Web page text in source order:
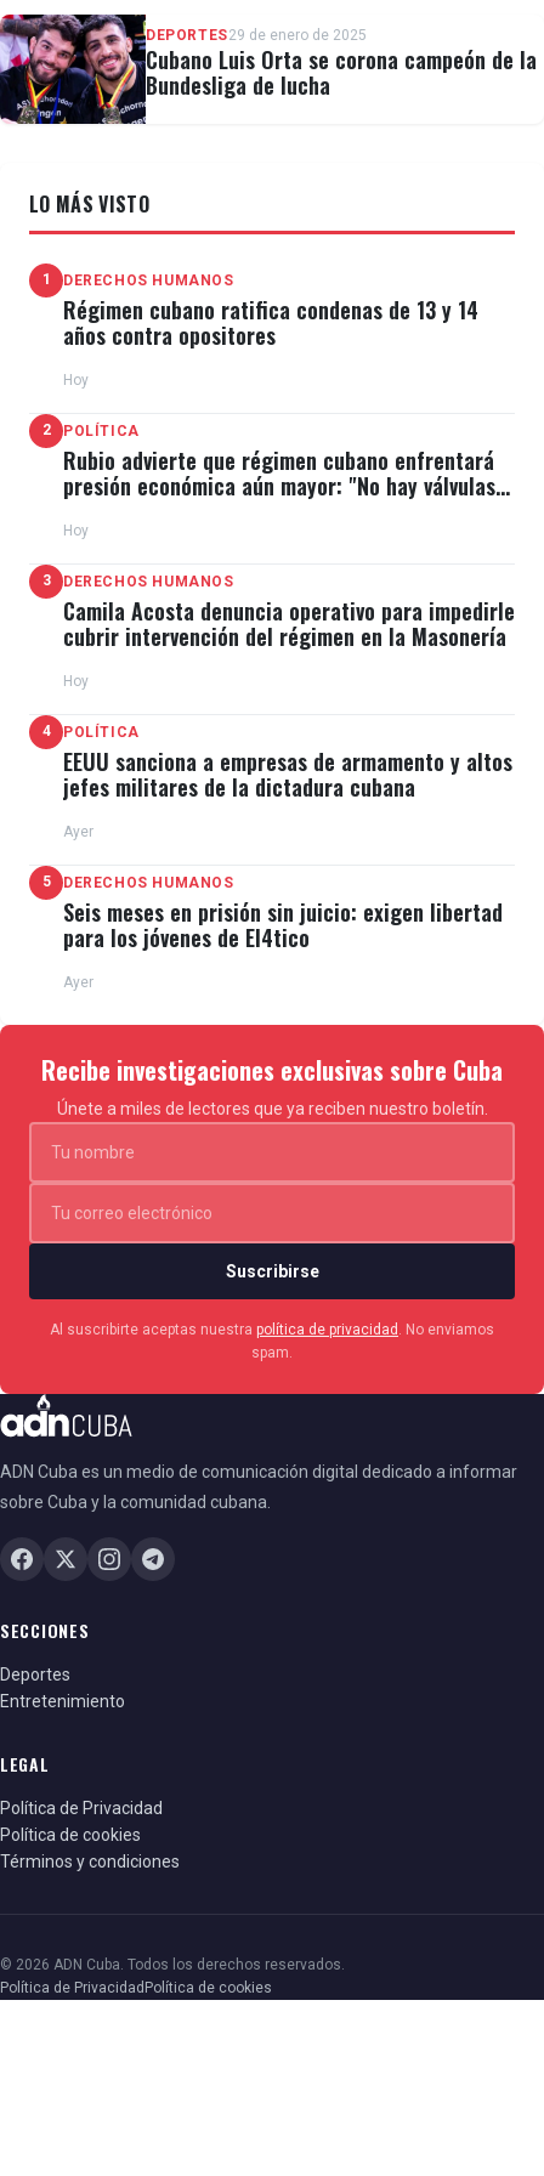
vez a finales de este año como colaborador.
como jugador en Los Ángeles Lakers. Con ellos fue
campeón
NBA, pese a no ganar el título, en 1969 y fue 14
veces All-Star.
West fue gerente general de ocho equipos
que ayudó a construir la dinastía “Showtime”.
También trabajó en las oficinas centrales de los
Memphis Grizzlies, los Golden State Warriors y los
El entonces presidente Donald Trump le otorgó a
West la Medalla Presidencial de la Libertad en 2019.
West será recordado como el jugador que ayudó a
de baloncesto y en la directiva queda para siempre,
junto al hecho de que su silueta sirvió de inspiración
para el logo de la liga.
DEPORTES29 de enero de 2025
Cubano Luis Orta se corona campeón de la
Bundesliga de lucha
LO MÁS VISTO
1 DERECHOS HUMANOS
Régimen cubano ratifica condenas de 13 y 14
años contra opositores
Hoy
2 POLÍTICA
Rubio advierte que régimen cubano enfrentará
presión económica aún mayor: "No hay válvulas
Hoy
3 DERECHOS HUMANOS
Camila Acosta denuncia operativo para impedirle
cubrir intervención del régimen en la Masonería
Hoy
4 POLÍTICA
EEUU sanciona a empresas de armamento y altos
jefes militares de la dictadura cubana
Ayer
5 DERECHOS HUMANOS
Seis meses en prisión sin juicio: exigen libertad
para los jóvenes de El4tico
Ayer
Recibe investigaciones exclusivas sobre Cuba
Únete a miles de lectores que ya reciben nuestro boletín.
Suscribirse
Al suscribirte aceptas nuestra política de privacidad
. No enviamos
spam.
ADN Cuba es un medio de comunicación digital dedicado a informar
sobre Cuba y la comunidad cubana.
SECCIONES
Deportes
Entretenimiento
LEGAL
Política de Privacidad
Política de cookies
Términos y condiciones
© 2026 ADN Cuba. Todos los derechos reservados.
Política de Privacidad Política de cookies